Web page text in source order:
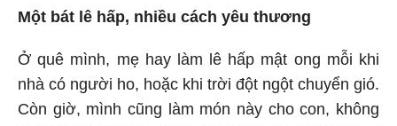
Một bát lê hấp, nhiều cách yêu thương
Ở quê mình, mẹ hay làm lê hấp mật ong mỗi khi
nhà có người ho, hoặc khi trời đột ngột chuyển gió.
Còn giờ, mình cũng làm món này cho con, không